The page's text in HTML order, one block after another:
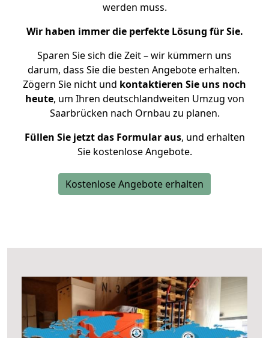
werden muss.
Wir haben immer die perfekte Lösung für Sie.
Sparen Sie sich die Zeit – wir kümmern uns
darum, dass Sie die besten Angebote erhalten.
Zögern Sie nicht und kontaktieren Sie uns noch
heute, um Ihren deutschlandweiten Umzug von
Saarbrücken nach Ornbau zu planen.
Füllen Sie jetzt das Formular aus, und erhalten
Sie kostenlose Angebote.
Kostenlose Angebote erhalten